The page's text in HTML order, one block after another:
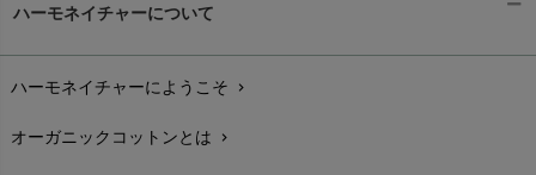
配送と送料chevron_right
在庫状況と発送予定chevron_right
ハーモネイチャーについて
ハーモネイチャーにようこそ chevron_right
オーガニックコットンとは chevron_right